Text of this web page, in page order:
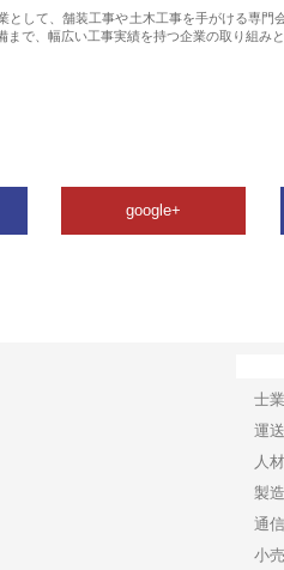
として、舗装工事や土木工事を手がける専門
まで、幅広い工事実績を持つ企業の取り組み
google+
士
運
人
製
通
小